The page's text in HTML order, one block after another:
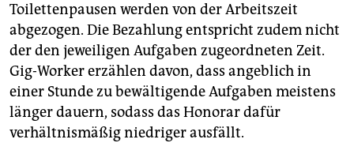
Toilettenpausen werden von der Arbeitszeit
abgezogen. Die Bezahlung entspricht zudem nicht
der den jeweiligen Aufgaben zugeordneten Zeit.
Gig-Worker erzählen davon, dass angeblich in
einer Stunde zu bewältigende Aufgaben meistens
länger dauern, sodass das Honorar dafür
verhältnismäßig niedriger ausfällt.